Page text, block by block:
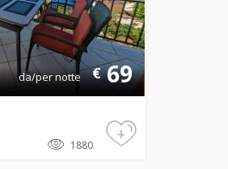
€69
da/per notte
1880
+